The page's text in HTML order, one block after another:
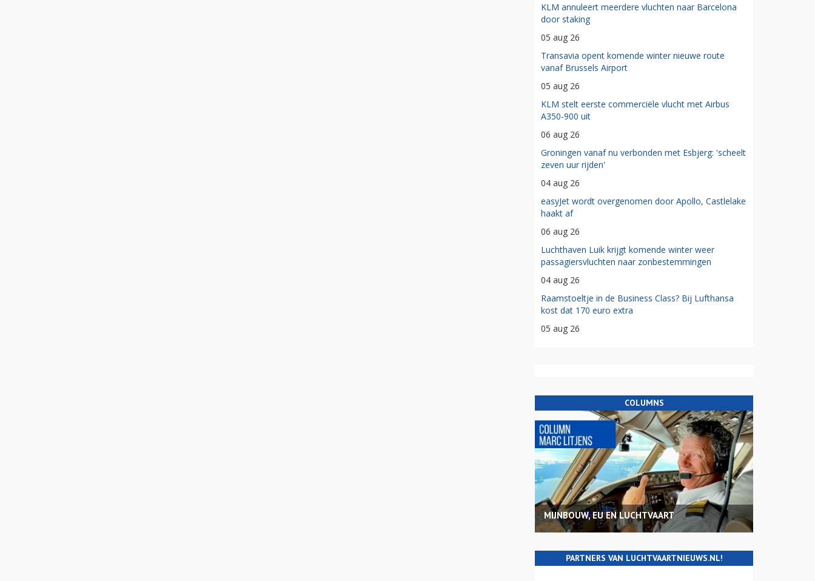
KLM annuleert meerdere vluchten naar Barcelona
door staking
05 aug 26
Transavia opent komende winter nieuwe route
vanaf Brussels Airport
05 aug 26
KLM stelt eerste commerciële vlucht met Airbus
A350-900 uit
06 aug 26
Groningen vanaf nu verbonden met Esbjerg: 'scheelt
zeven uur rijden'
04 aug 26
easyJet wordt overgenomen door Apollo, Castlelake
haakt af
06 aug 26
Luchthaven Luik krijgt komende winter weer
passagiersvluchten naar zonbestemmingen
04 aug 26
Raamstoeltje in de Business Class? Bij Lufthansa
kost dat 170 euro extra
05 aug 26
COLUMNS
MIJNBOUW, EU EN LUCHTVAART
PARTNERS VAN LUCHTVAARTNIEUWS.NL!